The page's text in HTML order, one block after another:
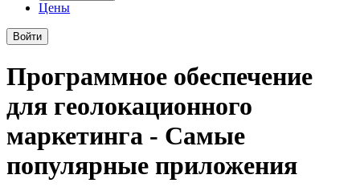
Цены
Войти
Программное обеспечение
для геолокационного
маркетинга - Самые
популярные приложения